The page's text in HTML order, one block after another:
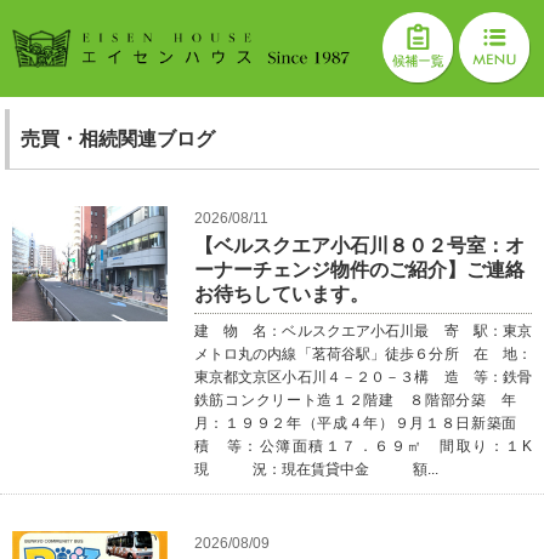
売買・相続関連ブログ
2026/08/11
【ベルスクエア小石川８０２号室：オ
ーナーチェンジ物件のご紹介】ご連絡
お待ちしています。
建 物 名：ベルスクエア小石川最 寄 駅：東京
メトロ丸の内線「茗荷谷駅」徒歩６分所 在 地：
東京都文京区小石川４－２０－３構 造 等：鉄骨
鉄筋コンクリート造１２階建 ８階部分築 年
月：１９９２年（平成４年）９月１８日新築面
積 等：公簿面積１７．６９㎡ 間取り：１K
現 況：現在賃貸中金 額...
2026/08/09